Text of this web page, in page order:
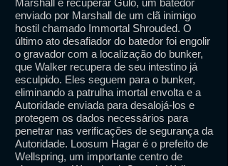
Marshall e recuperar Gulo, um batedor
enviado por Marshall de um clã inimigo
hostil chamado Immortal Shrouded. O
último ato desafiador do batedor foi engolir
o gravador com a localização do bunker,
que Walker recupera de seu intestino já
esculpido. Eles seguem para o bunker,
eliminando a patrulha imortal envolta e a
Autoridade enviada para desalojá-los e
protegem os dados necessários para
penetrar nas verificações de segurança da
Autoridade. Loosum Hagar é o prefeito de
Wellspring, um importante centro de